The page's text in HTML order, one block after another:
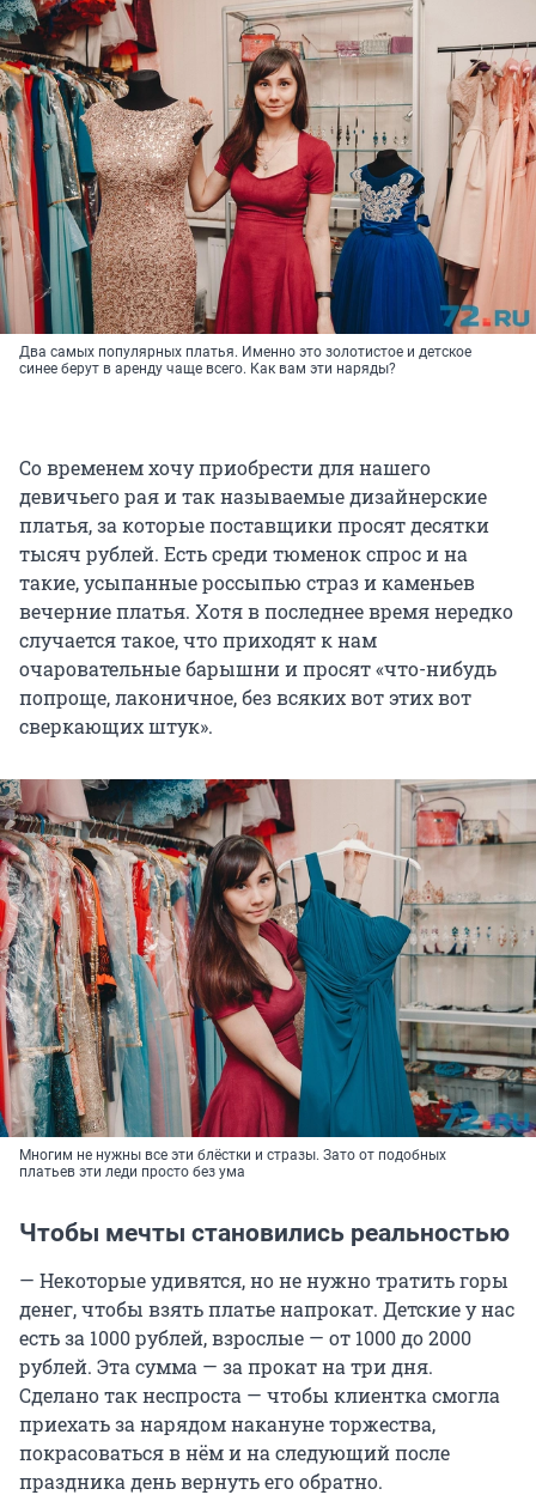
Два самых популярных платья. Именно это золотистое и детское
синее берут в аренду чаще всего. Как вам эти наряды?
Со временем хочу приобрести для нашего
девичьего рая и так называемые дизайнерские
платья, за которые поставщики просят десятки
тысяч рублей. Есть среди тюменок спрос и на
такие, усыпанные россыпью страз и каменьев
вечерние платья. Хотя в последнее время нередко
случается такое, что приходят к нам
очаровательные барышни и просят «что-нибудь
попроще, лаконичное, без всяких вот этих вот
сверкающих штук».
Многим не нужны все эти блёстки и стразы. Зато от подобных
платьев эти леди просто без ума
Чтобы мечты становились реальностью
— Некоторые удивятся, но не нужно тратить горы
денег, чтобы взять платье напрокат. Детские у нас
есть за 1000 рублей, взрослые — от 1000 до 2000
рублей. Эта сумма — за прокат на три дня.
Сделано так неспроста — чтобы клиентка смогла
приехать за нарядом накануне торжества,
покрасоваться в нём и на следующий после
праздника день вернуть его обратно.